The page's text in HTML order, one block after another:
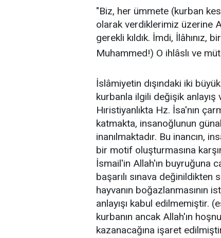
"Biz, her ümmete (kurban
olarak verdiklerimiz üzerine
gerekli kıldık. İmdi, İlâhınız,
Muhammed!) O ihlâslı ve
İslâmiyetin dışındaki iki
kurbanla ilgili değişik anlayış
Hıristiyanlıkta Hz. İsa'nın
katmakta, insanoğlunun
inanılmaktadır. Bu inancın,
bir motif oluşturmasına
İsmail'in Allah'ın buyruğuna
başarılı sınava
hayvanın boğazlanmasının
anlayışı kabul
kurbanın ancak Allah'ın
kazanacağına işaret